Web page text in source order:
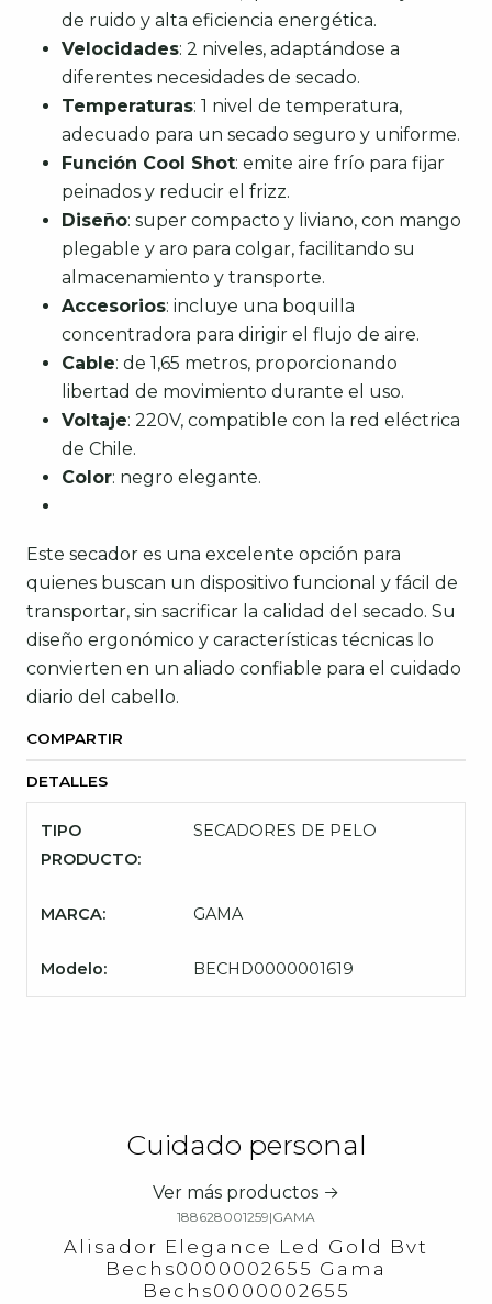
de ruido y alta eficiencia energética.
Velocidades: 2 niveles, adaptándose a
diferentes necesidades de secado.
Temperaturas: 1 nivel de temperatura,
adecuado para un secado seguro y uniforme.
Función Cool Shot: emite aire frío para fijar
peinados y reducir el frizz.
Diseño: super compacto y liviano, con mango
plegable y aro para colgar, facilitando su
almacenamiento y transporte.
Accesorios: incluye una boquilla
concentradora para dirigir el flujo de aire.
Cable: de 1,65 metros, proporcionando
libertad de movimiento durante el uso.
Voltaje: 220V, compatible con la red eléctrica
de Chile.
Color: negro elegante.
Este secador es una excelente opción para
quienes buscan un dispositivo funcional y fácil de
transportar, sin sacrificar la calidad del secado. Su
diseño ergonómico y características técnicas lo
convierten en un aliado confiable para el cuidado
diario del cabello.​
COMPARTIR
DETALLES
TIPO
PRODUCTO:
SECADORES DE PELO
MARCA: GAMA
Modelo: BECHD0000001619
Cuidado personal
Ver más productos
188628001259|GAMA
Alisador Elegance Led Gold Bvt
Bechs0000002655 Gama
Bechs0000002655